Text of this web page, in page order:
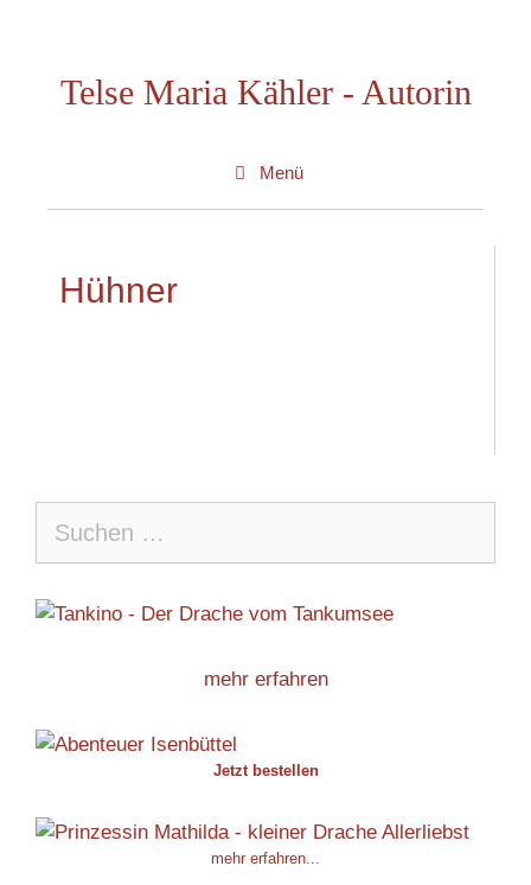
springenTelse Maria Kähler - Autorin
Menü
Hühner
nach:
mehr erfahren
Jetzt bestellen
mehr erfahren...